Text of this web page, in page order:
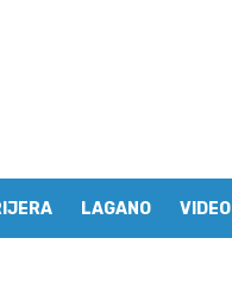
LAGANO VIDEO